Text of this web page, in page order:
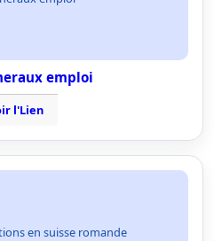
emploi
l'Lien
en suisse romande